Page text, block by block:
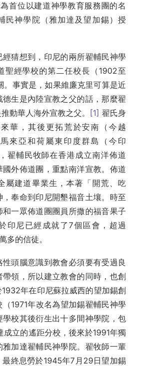
首位以建道神學教育服務團的名
民神學院（雅加達及望加錫）授
猜想到，印尼的兩所翟輔民神學
聖經學校的第二任校長（1902至
。事實是，如果維廉克里可算是近
生是內陸宣教之父的話，那麼翟
動華人海外宣教之父。
[1] 翟氏身
華，其後更拓荒於安南（今越
來亞和荷屬東印度群島（今印
翟輔民牧師在香港成立南洋佈道
外佈道團，重點南洋宣教。佈道
屬建道畢業生，本著「開荒、吃
奉命到印尼開墾福音土壤。時至
一眾佈道團團員所撒的福音果子
印尼已經成就了7個區會，超過
多的信徒。
頭腦意識到教會必須要有受過良
領，所以建立教會的同時，也創
年在印尼蘇拉威西的望加錫創
1971年改名為望加錫翟輔民神學
學校其後衍生出十多間神學院，包
成立的遙距分校，後來於1991年獨
雅加達翟輔民神學院。翟牧師一輩
最終息勞於1945年7月29日望加錫